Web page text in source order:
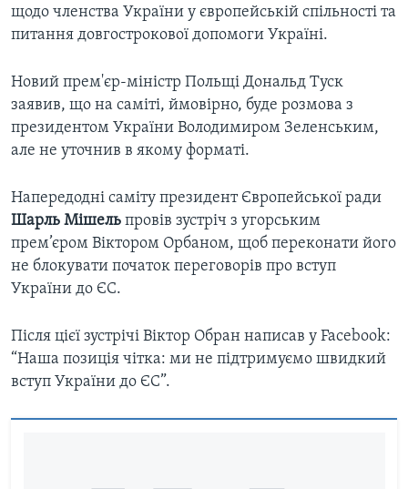
щодо членства України у європейській спільності та
питання довгострокової допомоги Україні.
Новий прем'єр-міністр Польщі Дональд Туск
заявив, що на саміті, ймовірно, буде розмова з
президентом України Володимиром Зеленським,
але не уточнив в якому форматі.
Напередодні саміту президент Європейської ради
Шарль Мішель провів зустріч з угорським
прем’єром Віктором Орбаном, щоб переконати його
не блокувати початок переговорів про вступ
України до ЄС.
Після цієї зустрічі Віктор Обран написав у Facebook:
“Наша позиція чітка: ми не підтримуємо швидкий
вступ України до ЄС”.